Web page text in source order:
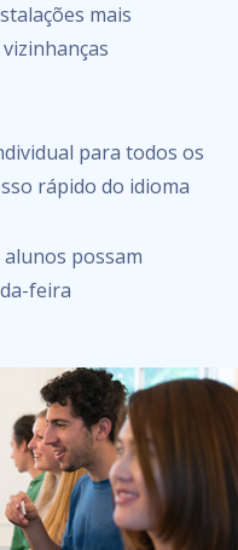
mais
para todos os
rápido do idioma
possam
feira